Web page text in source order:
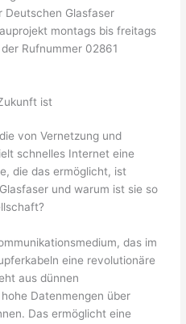
Deutschen Glasfaser
montags bis freitags
Rufnummer 02861
ist
von Vernetzung und
schnelles Internet eine
die das ermöglicht, ist
und warum ist sie so
das im
eine revolutionäre
aus dünnen
Datenmengen über
Das ermöglicht eine